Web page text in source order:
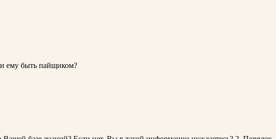
ему быть пайщиком?